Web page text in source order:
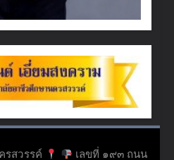
รสวรรค์ เลขที่ ๑๙๓ ถนน